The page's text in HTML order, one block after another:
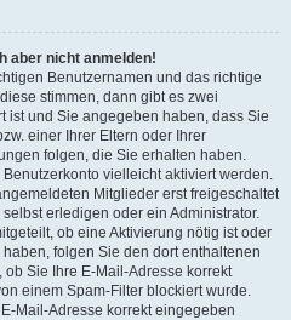
aber nicht anmelden!
Benutzernamen und das richtige
stimmen, dann gibt es zwei
ist und Sie angegeben haben, dass Sie
einer Ihrer Eltern oder Ihrer
folgen, die Sie erhalten haben.
vielleicht aktiviert werden.
Mitglieder erst freigeschaltet
erledigen oder ein Administrator.
ob eine Aktivierung nötig ist oder
folgen Sie den dort enthaltenen
Sie Ihre E-Mail-Adresse korrekt
einem Spam-Filter blockiert wurde.
Mail-Adresse korrekt eingegeben